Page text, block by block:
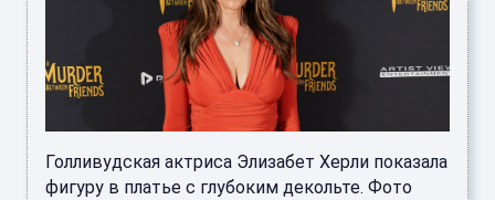
Голливудская актриса Элизабет Херли показала
фигуру в платье с глубоким декольте. Фото